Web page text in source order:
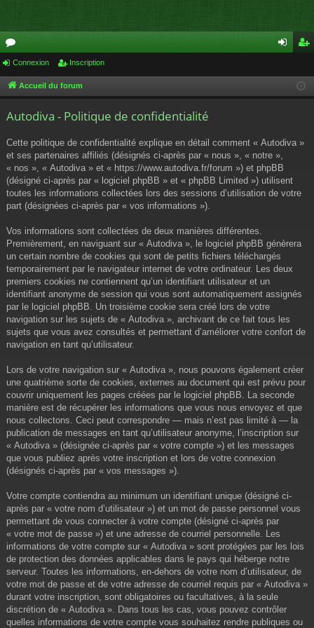
or
u cri
Connexion Inscription
Accueil du forum
Autodiva - Politique de confidentialité
Cette politique de confidentialité explique en détail comment « Autodiva »
et ses partenaires affiliés (désignés ci-après par « nous », « notre »,
« nos », « Autodiva » et « https://www.autodiva.fr/forum ») et phpBB
(désigné ci-après par « logiciel phpBB » et « phpBB Limited ») utilisent
toutes les informations collectées lors des sessions d’utilisation de votre
part (désignées ci-après par « vos informations »).
Vos informations sont collectées de deux manières différentes.
Premièrement, en naviguant sur « Autodiva », le logiciel phpBB génèrera
un certain nombre de cookies qui sont de petits fichiers téléchargés
temporairement par le navigateur internet de votre ordinateur. Les deux
premiers cookies ne contiennent qu’un identifiant utilisateur et un
identifiant anonyme de session qui vous sont automatiquement assignés
par le logiciel phpBB. Un troisième cookie sera créé lors de votre
navigation sur les sujets de « Autodiva », archivant de ce fait tous les
sujets que vous avez consultés et permettant d’améliorer votre confort de
navigation en tant qu’utilisateur.
Lors de votre navigation sur « Autodiva », nous pouvons également créer
une quatrième sorte de cookies, externes au document qui est prévu pour
couvrir uniquement les pages créées par le logiciel phpBB. La seconde
manière est de récupérer les informations que vous nous envoyez et que
nous collectons. Ceci peut correspondre — mais n’est pas limité à — la
publication de messages en tant qu’utilisateur anonyme, l’inscription sur
« Autodiva » (désignée ci-après par « votre compte ») et les messages
que vous publiez après votre inscription et lors de votre connexion
(désignés ci-après par « vos messages »).
Votre compte contiendra au minimum un identifiant unique (désigné ci-
après par « votre nom d’utilisateur ») et un mot de passe personnel vous
permettant de vous connecter à votre compte (désigné ci-après par
« votre mot de passe ») et une adresse de courriel personnelle. Les
informations de votre compte sur « Autodiva » sont protégées par les lois
de protection des données applicables dans le pays qui héberge notre
serveur. Toutes les informations, en-dehors de votre nom d’utilisateur, de
votre mot de passe et de votre adresse de courriel requis par « Autodiva »
durant votre inscription, sont obligatoires ou facultatives, à la seule
discrétion de « Autodiva ». Dans tous les cas, vous pouvez contrôler
quelles informations de votre compte vous souhaitez rendre publiques ou